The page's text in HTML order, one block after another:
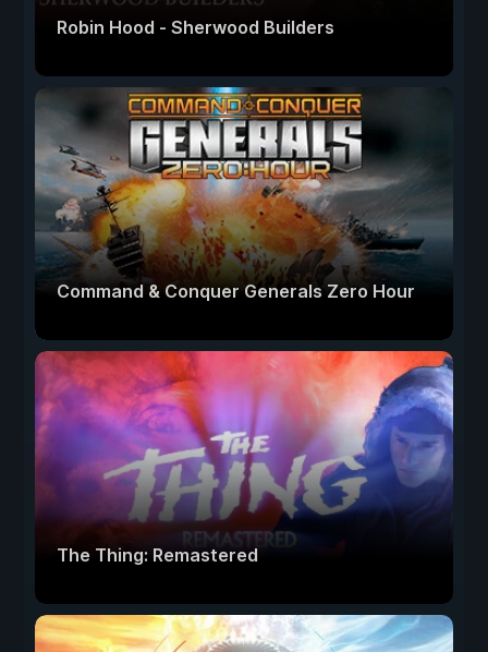
Robin Hood - Sherwood Builders
Command & Conquer Generals Zero Hour
The Thing: Remastered